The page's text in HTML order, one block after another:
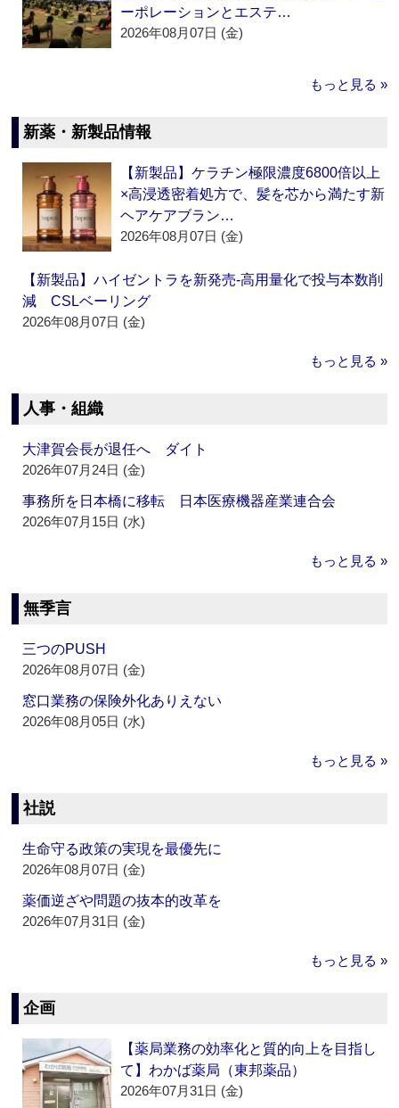
ーポレーションとエステ…
2026年08月07日 (金)
もっと見る »
新薬・新製品情報
【新製品】ケラチン極限濃度6800倍以上
×高浸透密着処方で、髪を芯から満たす新
ヘアケアブラン…
2026年08月07日 (金)
【新製品】ハイゼントラを新発売‐高用量化で投与本数削
減 CSLベーリング
2026年08月07日 (金)
もっと見る »
人事・組織
大津賀会長が退任へ ダイト
2026年07月24日 (金)
事務所を日本橋に移転 日本医療機器産業連合会
2026年07月15日 (水)
もっと見る »
無季言
三つのPUSH
2026年08月07日 (金)
窓口業務の保険外化ありえない
2026年08月05日 (水)
もっと見る »
社説
生命守る政策の実現を最優先に
2026年08月07日 (金)
薬価逆ざや問題の抜本的改革を
2026年07月31日 (金)
もっと見る »
企画
【薬局業務の効率化と質的向上を目指し
て】わかば薬局（東邦薬品）
2026年07月31日 (金)